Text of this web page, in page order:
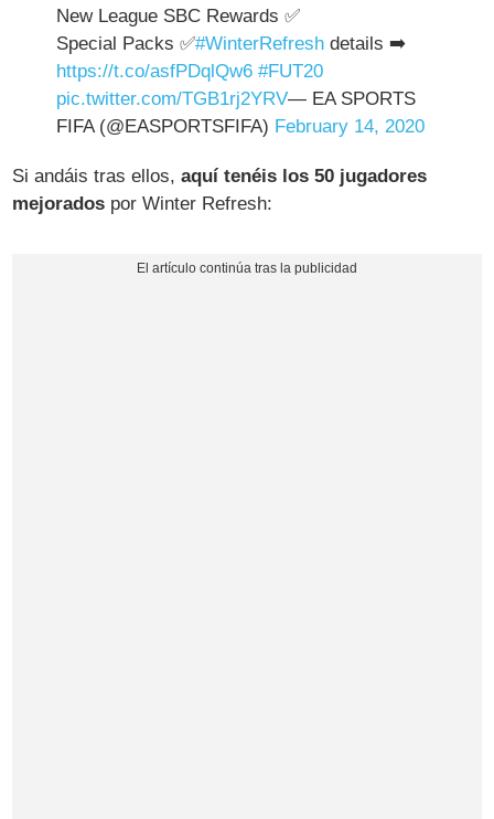
New League SBC Rewards ✅
Special Packs ✅#WinterRefresh details ➡️
https://t.co/asfPDqlQw6 #FUT20
pic.twitter.com/TGB1rj2YRV— EA SPORTS
FIFA (@EASPORTSFIFA) February 14, 2020
Si andáis tras ellos,aquí tenéis los 50 jugadores
mejorados por Winter Refresh: